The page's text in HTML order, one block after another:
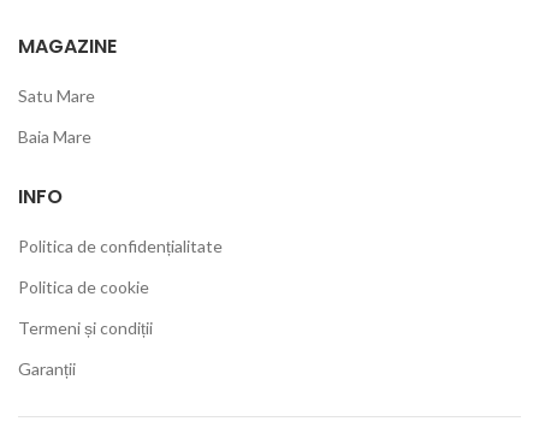
MAGAZINE
Satu Mare
Baia Mare
INFO
Politica de confidențialitate
Politica de cookie
Termeni și condiții
Garanții